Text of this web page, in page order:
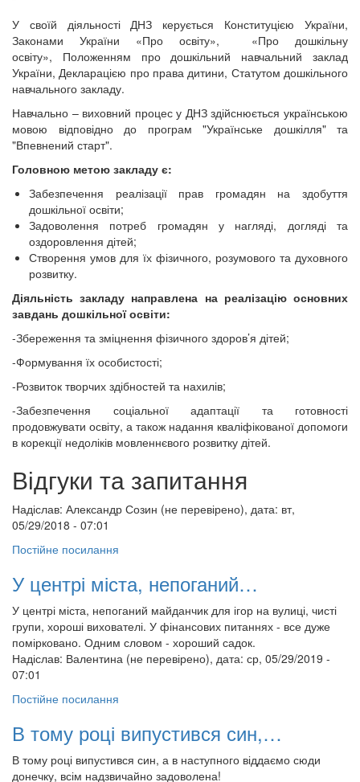
У своїй діяльності ДНЗ керується Конституцією України,
Законами України «Про освіту», «Про дошкільну
освіту», Положенням про дошкільний навчальний заклад
України, Декларацією про права дитини, Статутом дошкільного
навчального закладу.
Навчально – виховний процес у ДНЗ здійснюється українською
мовою відповідно до програм "Українське дошкілля" та
"Впевнений старт".
Головною метою закладу є:
Забезпечення реалізації прав громадян на здобуття
дошкільної освіти;
Задоволення потреб громадян у нагляді, догляді та
оздоровлення дітей;
Створення умов для їх фізичного, розумового та духовного
розвитку.
Діяльність закладу направлена на реалізацію основних
завдань дошкільної освіти:
-Збереження та зміцнення фізичного здоров’я дітей;
-Формування їх особистості;
-Розвиток творчих здібностей та нахилів;
-Забезпечення соціальної адаптації та готовності
продовжувати освіту, а також надання кваліфікованої допомоги
в корекції недоліків мовленнєвого розвитку дітей.
Відгуки та запитання
Надіслав: Александр Созин (не перевірено), дата: вт,
05/29/2018 - 07:01
Постійне посилання
У центрі міста, непоганий…
У центрі міста, непоганий майданчик для ігор на вулиці, чисті
групи, хороші вихователі. У фінансових питаннях - все дуже
помірковано. Одним словом - хороший садок.
Надіслав: Валентина (не перевірено), дата: ср, 05/29/2019 -
07:01
Постійне посилання
В тому році випустився син,…
В тому році випустився син, а в наступного віддаємо сюди
донечку, всім надзвичайно задоволена!